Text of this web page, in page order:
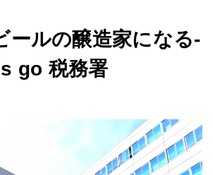
ペース
ールの醸造家になる-
go 税務署